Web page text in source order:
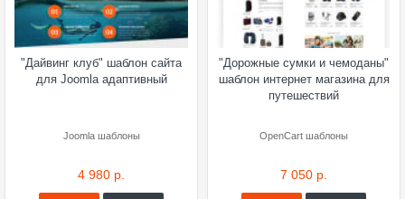
"Дайвинг клуб" шаблон сайта
для Joomla адаптивный
Joomla шаблоны
4 980 р.
"Дорожные сумки и чемоданы"
шаблон интернет магазина для
путешествий
OpenCart шаблоны
7 050 р.